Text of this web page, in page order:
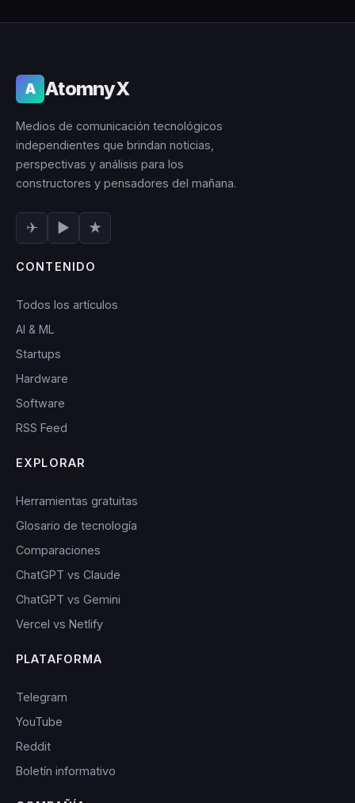
A AtomnyX
Medios de comunicación tecnológicos
independientes que brindan noticias,
perspectivas y análisis para los
constructores y pensadores del mañana.
✈ ▶ ★
CONTENIDO
Todos los artículos
AI & ML
Startups
Hardware
Software
RSS Feed
EXPLORAR
Herramientas gratuitas
Glosario de tecnología
Comparaciones
ChatGPT vs Claude
ChatGPT vs Gemini
Vercel vs Netlify
PLATAFORMA
Telegram
YouTube
Reddit
Boletín informativo